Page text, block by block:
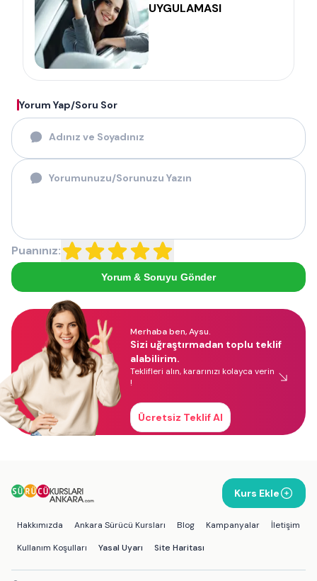
UYGULAMASI
Yorum Yap/Soru Sor
Puanınız:
Yorum & Soruyu Gönder
Merhaba ben, Aysu.
Sizi uğraştırmadan toplu teklif
alabilirim.
Teklifleri alın, kararınızı kolayca verin
!
Ücretsiz Teklif Al
Kurs Ekle
Hakkımızda Ankara Sürücü Kursları Blog Kampanyalar
İletişim
Kullanım Koşulları
Yasal Uyarı Site Haritası